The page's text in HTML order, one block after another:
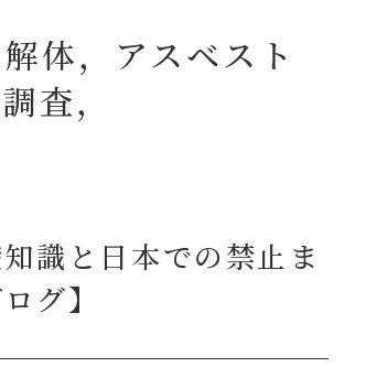
体，アスベスト
査，
識と日本での禁止ま
グ】